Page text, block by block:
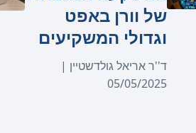
של וורן באפט
וגדולי המשקיעים
ד''ר אריאל גולדשטיין |
05/05/2025